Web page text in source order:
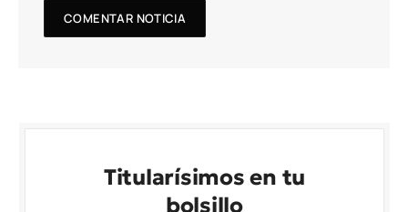
Titularísimos en tu
bolsillo